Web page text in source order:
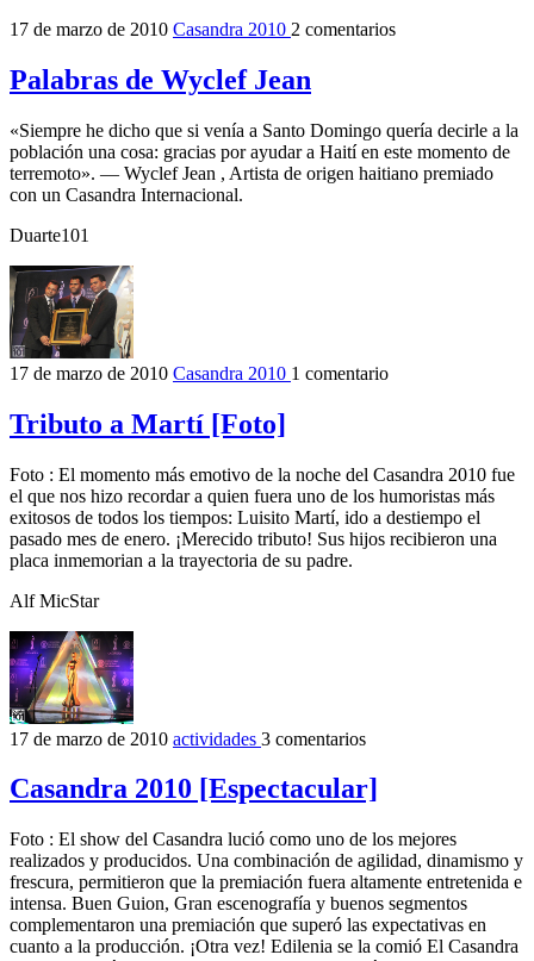
17 de marzo de 2010 Casandra 2010 2 comentarios
Palabras de Wyclef Jean
«Siempre he dicho que si venía a Santo Domingo quería decirle a la
población una cosa: gracias por ayudar a Haití en este momento de
terremoto». — Wyclef Jean , Artista de origen haitiano premiado
con un Casandra Internacional.
Duarte101
17 de marzo de 2010 Casandra 2010 1 comentario
Tributo a Martí [Foto]
Foto : El momento más emotivo de la noche del Casandra 2010 fue
el que nos hizo recordar a quien fuera uno de los humoristas más
exitosos de todos los tiempos: Luisito Martí, ido a destiempo el
pasado mes de enero. ¡Merecido tributo! Sus hijos recibieron una
placa inmemorian a la trayectoria de su padre.
Alf MicStar
17 de marzo de 2010 actividades 3 comentarios
Casandra 2010 [Espectacular]
Foto : El show del Casandra lució como uno de los mejores
realizados y producidos. Una combinación de agilidad, dinamismo y
frescura, permitieron que la premiación fuera altamente entretenida e
intensa. Buen Guion, Gran escenografía y buenos segmentos
complementaron una premiación que superó las expectativas en
cuanto a la producción. ¡Otra vez! Edilenia se la comió El Casandra